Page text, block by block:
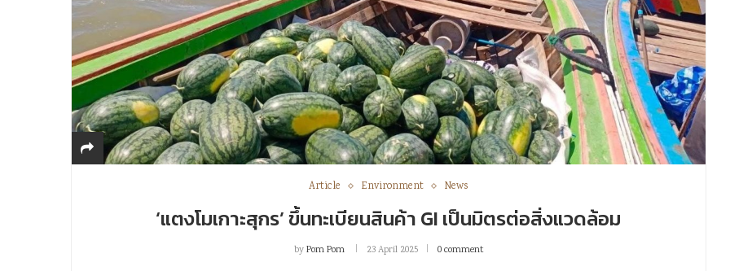
Article Environment News
‘แตงโมเกาะสุกร’ ขึ้นทะเบียนสินค้า GI เป็นมิตรต่อสิ่งแวดล้อม
byPom Pom 23 April 2025 0 comment